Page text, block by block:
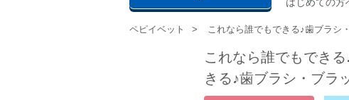
ペピイベット これなら誰でもできる♪歯ブラシ
これなら誰でもでき
きる♪歯ブラシ・ブラ